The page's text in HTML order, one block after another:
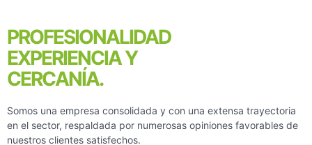
PROFESIONALIDAD
EXPERIENCIA Y
CERCANÍA.
Somos una empresa consolidada y con una extensa trayectoria
en el sector, respaldada por numerosas opiniones favorables de
nuestros clientes satisfechos.